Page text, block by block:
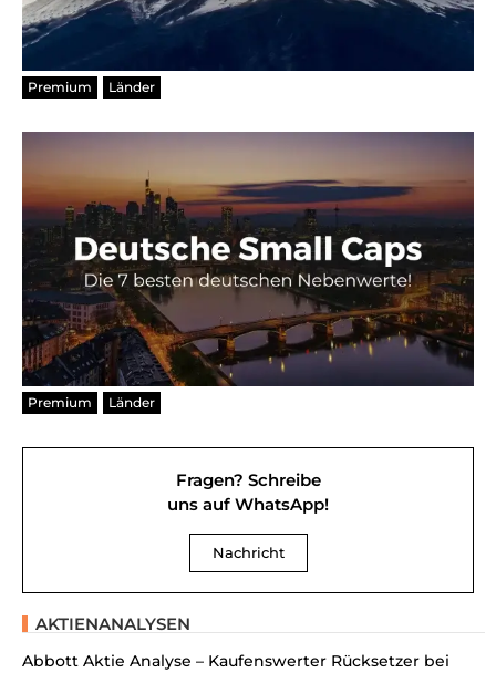
Premium Länder
Premium Länder
Fragen? Schreibe
uns auf WhatsApp!
Nachricht
AKTIENANALYSEN
Abbott Aktie Analyse – Kaufenswerter Rücksetzer bei